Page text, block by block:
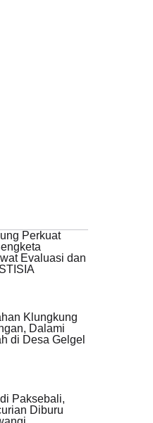
Perkuat
Evaluasi dan
Klungkung
Dalami
di Desa Gelgel
Paksebali,
Diburu